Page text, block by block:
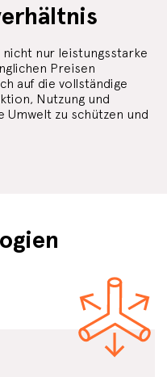
nur leistungsstarke
Preisen
auf die vollständige
Nutzung und
Umwelt zu schützen und